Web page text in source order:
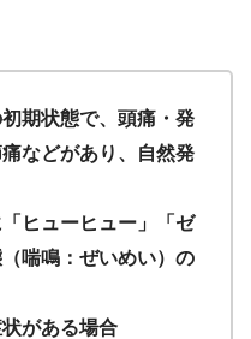
期状態で、頭痛・発
などがあり、自然発
ヒューヒュー」「ゼ
喘鳴：ぜいめい）の
がある場合